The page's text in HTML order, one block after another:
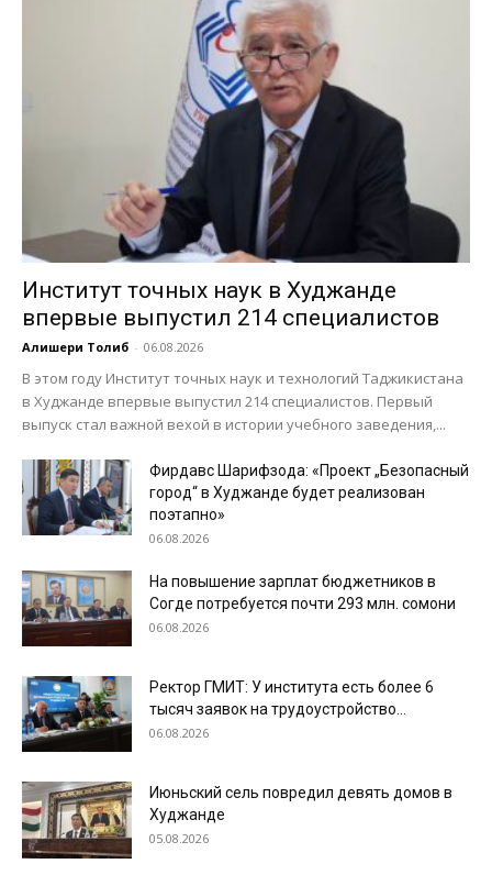
Институт точных наук в Худжанде
впервые выпустил 214 специалистов
Алишери Толиб - 06.08.2026
В этом году Институт точных наук и технологий Таджикистана
в Худжанде впервые выпустил 214 специалистов. Первый
выпуск стал важной вехой в истории учебного заведения,...
Фирдавс Шарифзода: «Проект „Безопасный
город“ в Худжанде будет реализован
поэтапно»
06.08.2026
На повышение зарплат бюджетников в
Согде потребуется почти 293 млн. сомони
06.08.2026
Ректор ГМИТ: У института есть более 6
тысяч заявок на трудоустройство...
06.08.2026
Июньский сель повредил девять домов в
Худжанде
05.08.2026